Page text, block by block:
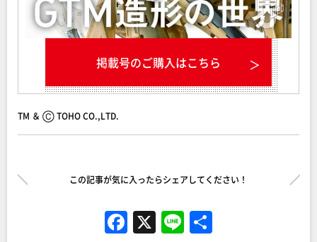
掲載号のご購入はこちら
TM ＆ Ⓒ TOHO CO.,LTD.
この記事が気に入ったらシェアしてください！
F X Li